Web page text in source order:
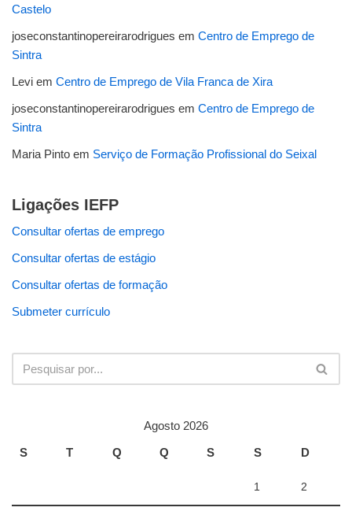
Castelo
joseconstantinopereirarodrigues em Centro de Emprego de
Sintra
Levi em Centro de Emprego de Vila Franca de Xira
joseconstantinopereirarodrigues em Centro de Emprego de
Sintra
Maria Pinto em Serviço de Formação Profissional do Seixal
Ligações IEFP
Consultar ofertas de emprego
Consultar ofertas de estágio
Consultar ofertas de formação
Submeter currículo
Agosto 2026
S
T Q Q S S D
1 2